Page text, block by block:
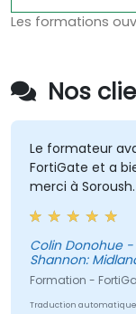
Les formations
Nos
Le formateur
FortiGate et a
merci à Soroush.
Colin Donohue - Technological University of the
Shannon:
Formation -
Traduction automatique